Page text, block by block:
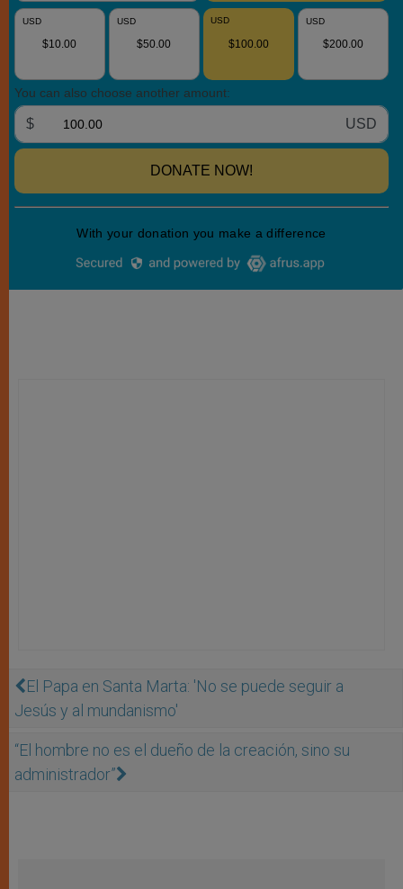
El Papa en Santa Marta: 'No se puede seguir a
Jesús y al mundanismo'
“El hombre no es el dueño de la creación, sino su
administrador”